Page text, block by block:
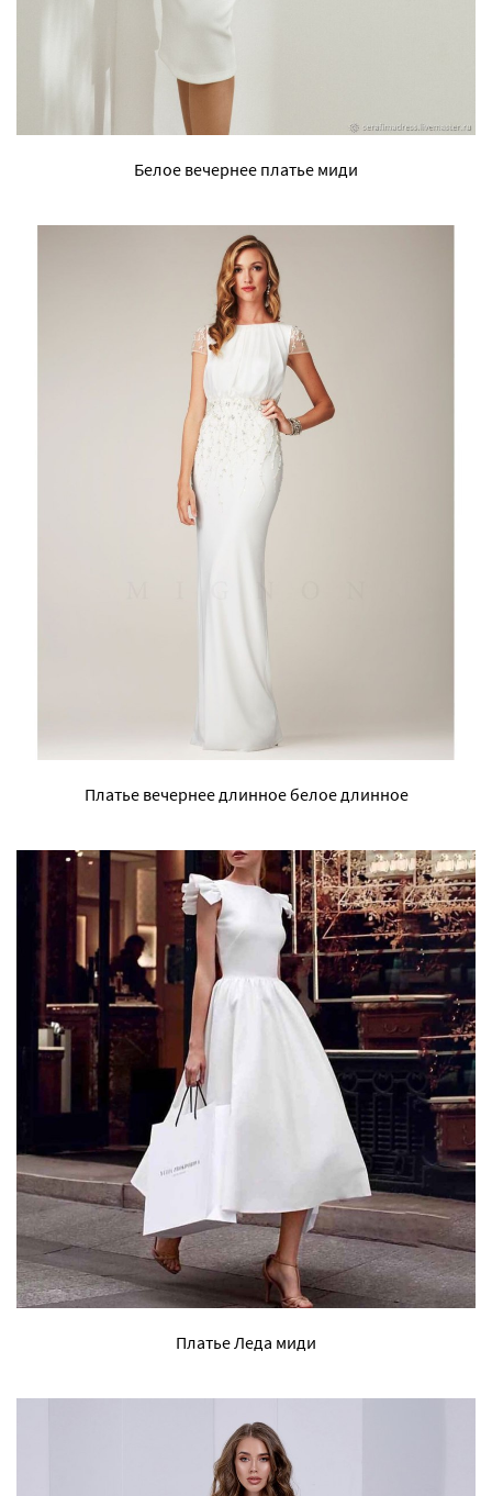
Белое вечернее платье миди
Платье вечернее длинное белое длинное
Платье Леда миди